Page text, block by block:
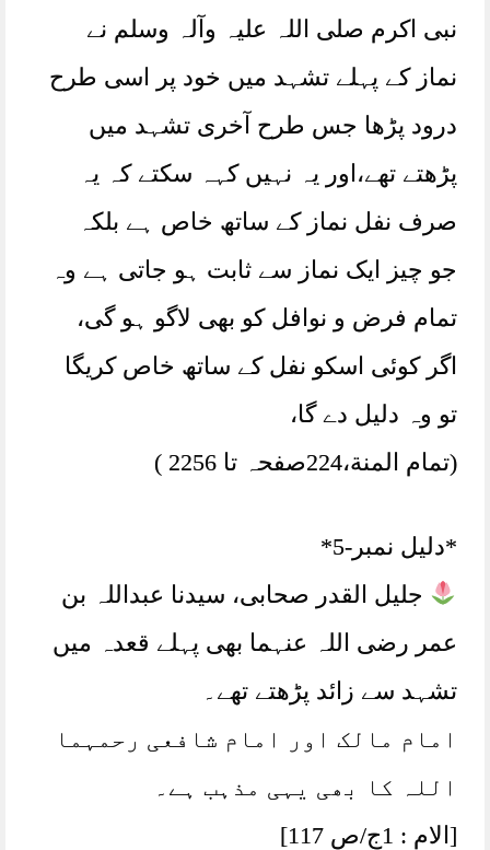
نبی اکرم صلی اللہ علیہ وآلہ وسلم نے
نماز کے پہلے تشہد میں خود پر اسی طرح
درود پڑھا جس طرح آخری تشہد میں
پڑھتے تھے،اور یہ نہیں کہہ سکتے کہ یہ
صرف نفل نماز کے ساتھ خاص ہے بلکہ
جو چیز ایک نماز سے ثابت ہو جاتی ہے وہ
تمام فرض و نوافل کو بھی لاگو ہو گی،
اگر کوئی اسکو نفل کے ساتھ خاص کریگا
تو وہ دلیل دے گا،
(تمام المنة،224صفحہ تا 2256 )
*دلیل نمبر-5*
جلیل القدر صحابی، سیدنا عبداللہ بن
عمر رضی اللہ عنہما بھی پہلے قعدہ میں
تشہد سے زائد پڑھتے تھے۔
امام مالک اور امام شافعی رحمہما
اللہ کا بھی یہی مذہب ہے۔
[الام : 1ج/ص 117]